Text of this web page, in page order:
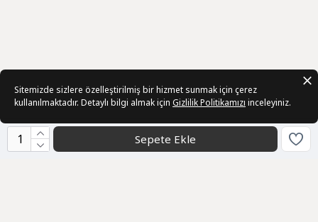
Sepete Ekle
Sitemizde sizlere özelleştirilmiş bir hizmet sunmak için çerez
kullanılmaktadır. Detaylı bilgi almak için Gizlilik Politikamızı inceleyiniz.